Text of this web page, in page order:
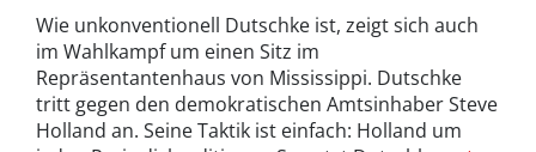
Wie unkonventionell Dutschke ist, zeigt sich auch
im Wahlkampf um einen Sitz im
Repräsentantenhaus von Mississippi. Dutschke
tritt gegen den demokratischen Amtsinhaber Steve
Holland an. Seine Taktik ist einfach: Holland um